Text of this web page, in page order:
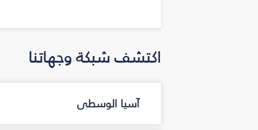
اكتشف شبكة وجهاتنا
آسيا الوسطى